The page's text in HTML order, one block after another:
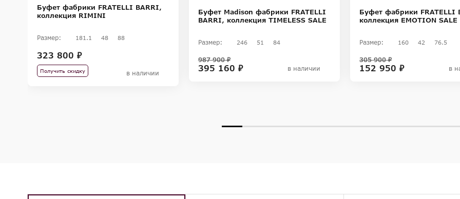
Буфет фабрики FRATELLI BARRI,
коллекция RIMINI
Размер: 181.1 48 88
323 800 ₽
Получить скидку в наличии
Буфет Madison фабрики FRATELLI
BARRI, коллекция TIMELESS SALE
Размер: 246 51 84
395 160 ₽
987 900 ₽
в наличии
Буфет фабрики FRATELLI
коллекция EMOTION SALE
Размер: 160 42 76.5
152 950 ₽
305 900 ₽
в